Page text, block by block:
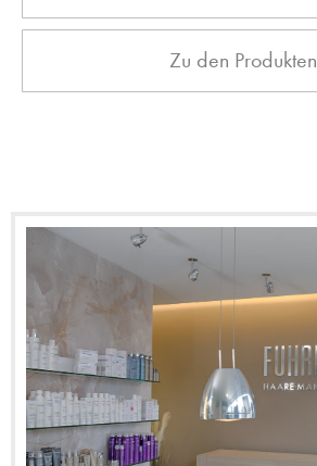
Zu den Produkten